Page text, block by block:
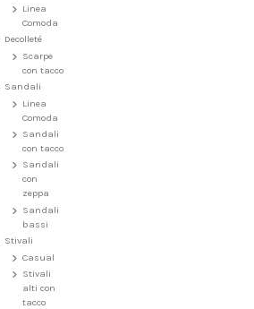
Linea
Comoda
Decolleté
Scarpe
con tacco
Sandali
Linea
Comoda
Sandali
con tacco
Sandali
con
zeppa
Sandali
bassi
Stivali
Casual
Stivali
alti con
tacco